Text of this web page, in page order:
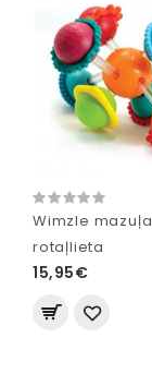
Wimzle mazuļa
rotaļlieta
15,95€